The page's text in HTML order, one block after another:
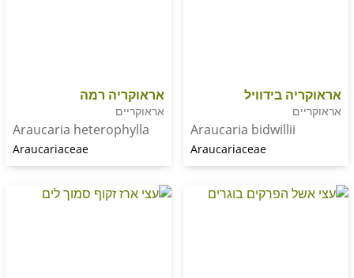
בידוויל
Araucaria
Araucariaceae
אראוקריה רמה
Araucaria heterophylla
Araucariaceae